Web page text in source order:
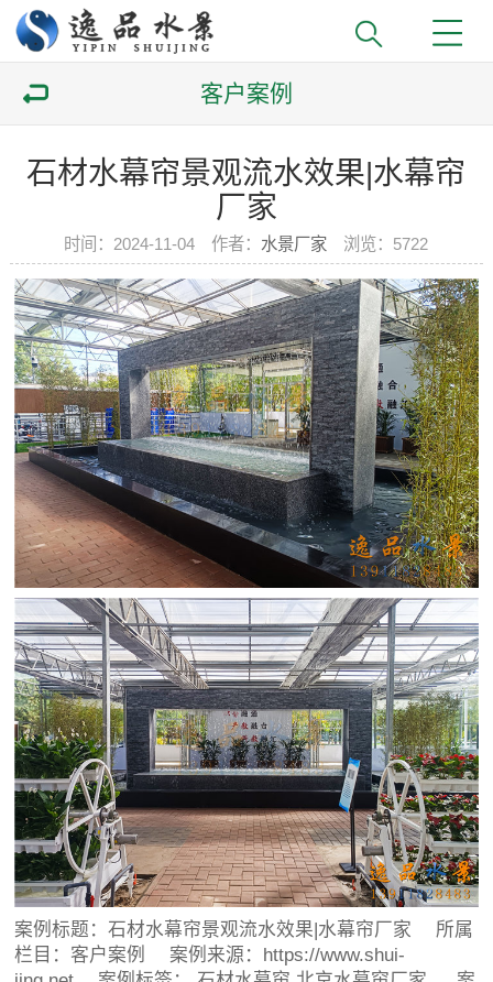
客户案例
石材水幕帘景观流水效果|水幕帘
厂家
时间：2024-11-04作者： 水景厂家 浏览： 5722
案例标题：石材水幕帘景观流水效果|水幕帘厂家 所属
栏目： 客户案例
案例来源：https://www.shui-